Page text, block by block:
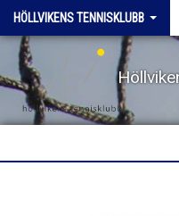
HÖLLVIKENS TENNISKLUBB